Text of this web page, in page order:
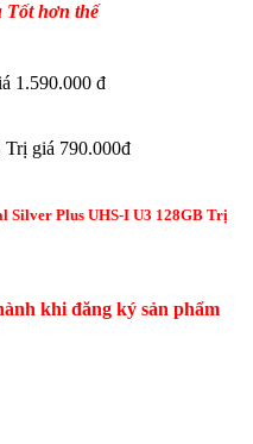
Tốt hơn thế
1.590.000 đ
giá 790.000đ
Silver Plus UHS-I U3 128GB Trị
khi đăng ký sản phẩm